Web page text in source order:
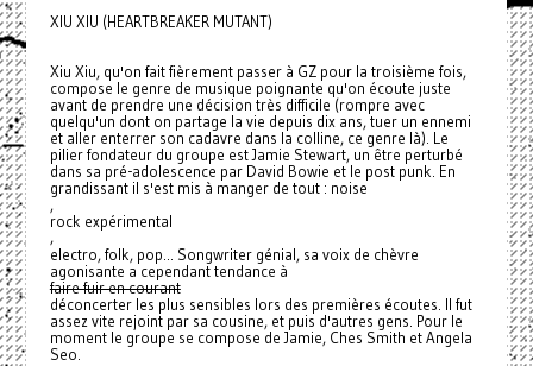
XIU XIU (HEARTBREAKER MUTANT)
Xiu Xiu, qu'on fait fièrement passer à GZ pour la troisième fois,
compose le genre de musique poignante qu'on écoute juste
avant de prendre une décision très difficile (rompre avec
quelqu'un dont on partage la vie depuis dix ans, tuer un ennemi
et aller enterrer son cadavre dans la colline, ce genre là). Le
pilier fondateur du groupe est Jamie Stewart, un être perturbé
dans sa pré-adolescence par David Bowie et le post punk. En
grandissant il s'est mis à manger de tout : noise
,
rock expérimental
,
electro, folk, pop... Songwriter génial, sa voix de chèvre
agonisante a cependant tendance à
faire fuir en courant
déconcerter les plus sensibles lors des premières écoutes. Il fut
assez vite rejoint par sa cousine, et puis d'autres gens. Pour le
moment le groupe se compose de Jamie, Ches Smith et Angela
Seo.